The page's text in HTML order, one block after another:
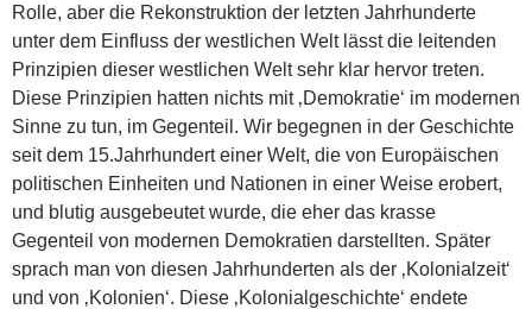
Rolle, aber die Rekonstruktion der letzten Jahrhunderte
unter dem Einfluss der westlichen Welt lässt die leitenden
Prinzipien dieser westlichen Welt sehr klar hervor treten.
Diese Prinzipien hatten nichts mit ‚Demokratie‘ im modernen
Sinne zu tun, im Gegenteil. Wir begegnen in der Geschichte
seit dem 15.Jahrhundert einer Welt, die von Europäischen
politischen Einheiten und Nationen in einer Weise erobert,
und blutig ausgebeutet wurde, die eher das krasse
Gegenteil von modernen Demokratien darstellten. Später
sprach man von diesen Jahrhunderten als der ‚Kolonialzeit‘
und von ‚Kolonien‘. Diese ‚Kolonialgeschichte‘ endete